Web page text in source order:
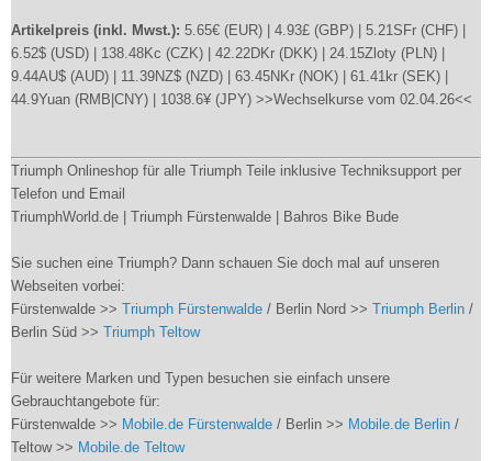
Artikelpreis (inkl. Mwst.): 5.65€ (EUR) | 4.93£ (GBP) | 5.21SFr (CHF) |
6.52$ (USD) | 138.48Kc (CZK) | 42.22DKr (DKK) | 24.15Zloty (PLN) |
9.44AU$ (AUD) | 11.39NZ$ (NZD) | 63.45NKr (NOK) | 61.41kr (SEK) |
44.9Yuan (RMB|CNY) | 1038.6¥ (JPY) >>Wechselkurse vom 02.04.26<<
Triumph Onlineshop für alle Triumph Teile inklusive Techniksupport per
Telefon und Email
TriumphWorld.de | Triumph Fürstenwalde | Bahros Bike Bude
Sie suchen eine Triumph? Dann schauen Sie doch mal auf unseren
Webseiten vorbei:
Fürstenwalde >> Triumph Fürstenwalde / Berlin Nord >> Triumph Berlin /
Berlin Süd >> Triumph Teltow
Für weitere Marken und Typen besuchen sie einfach unsere
Gebrauchtangebote für:
Fürstenwalde >> Mobile.de Fürstenwalde / Berlin >> Mobile.de Berlin /
Teltow >> Mobile.de Teltow